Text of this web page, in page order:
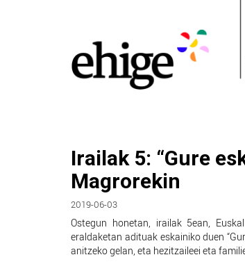
Irailak 5: “Gure
Magrorekin
2019-06-03
Ostegun honetan, irailak 5ean,
eraldaketan adituak eskainiko duen
anitzeko gelan, eta hezitzaileei eta